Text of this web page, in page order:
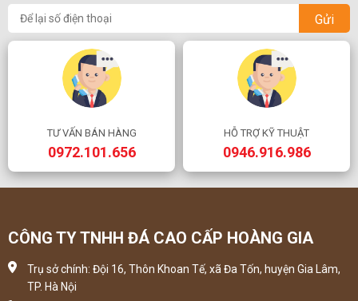
Gửi
TƯ VẤN BÁN HÀNG
0972.101.656
HỖ TRỢ KỸ THUẬT
0946.916.986
CÔNG TY TNHH ĐÁ CAO CẤP HOÀNG GIA
Trụ sở chính: Đội 16, Thôn Khoan Tế, xã Đa Tốn, huyện Gia Lâm,
TP. Hà Nội